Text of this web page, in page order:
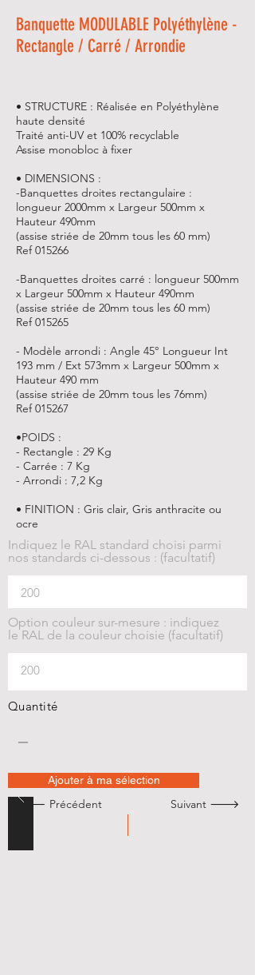
Banquette MODULABLE Polyéthylène -
Rectangle / Carré / Arrondie
• STRUCTURE : Réalisée en Polyéthylène
haute densité
Traité anti-UV et 100% recyclable
Assise monobloc à fixer
• DIMENSIONS :
-Banquettes droites rectangulaire :
longueur 2000mm x Largeur 500mm x
Hauteur 490mm
(assise striée de 20mm tous les 60 mm)
Ref 015266
-Banquettes droites carré : longueur 500mm
x Largeur 500mm x Hauteur 490mm
(assise striée de 20mm tous les 60 mm)
Ref 015265
- Modèle arrondi : Angle 45° Longueur Int
193 mm / Ext 573mm x Largeur 500mm x
Hauteur 490 mm
(assise striée de 20mm tous les 76mm)
Ref 015267
•POIDS :
- Rectangle : 29 Kg
- Carrée : 7 Kg
- Arrondi : 7,2 Kg
• FINITION : Gris clair, Gris anthracite ou
ocre
Indiquez le RAL standard choisi parmi
nos standards ci-dessous : (facultatif)
Option couleur sur-mesure : indiquez
le RAL de la couleur choisie (facultatif)
Quantité
Ajouter à ma sélection
🡐 Précédent Suivant 🡒